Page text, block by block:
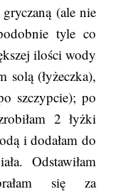
(ale nie
tyle co
ilości wody
solą (łyżeczka),
szczypcie); po
2 łyżki
i dodałam do
Odstawiłam
się za